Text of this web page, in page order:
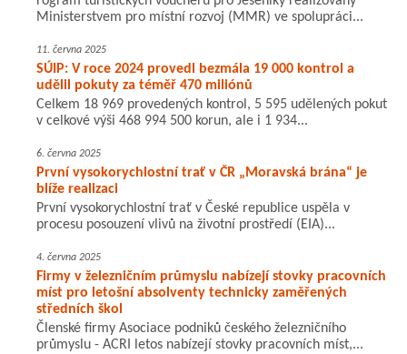
Ministerstvem pro místní rozvoj (MMR) ve spolupráci...
11. června 2025
SÚIP: V roce 2024 provedl bezmála 19 000 kontrol a
udělil pokuty za téměř 470 miliónů
Celkem 18 969 provedených kontrol, 5 595 udělených pokut
v celkové výši 468 994 500 korun, ale i 1 934...
6. června 2025
První vysokorychlostní trať v ČR „Moravská brána“ je
blíže realizaci
První vysokorychlostní trať v České republice uspěla v
procesu posouzení vlivů na životní prostředí (EIA)...
4. června 2025
Firmy v železničním průmyslu nabízejí stovky pracovních
míst pro letošní absolventy technicky zaměřených
středních škol
Členské firmy Asociace podniků českého železničního
průmyslu - ACRI letos nabízejí stovky pracovních míst,...